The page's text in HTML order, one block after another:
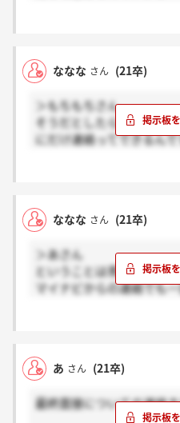
ななな さん (21卒)
＞もちもちさん
そうだとしたらつらいで
にだけ連絡ってできるん
ななな さん (21卒)
＞あさん
ということは青山以上の
マイナビからの連絡でも
あ さん (21卒)
最終面接についての連絡